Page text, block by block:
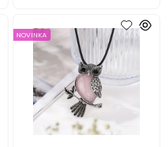
NOVINKA